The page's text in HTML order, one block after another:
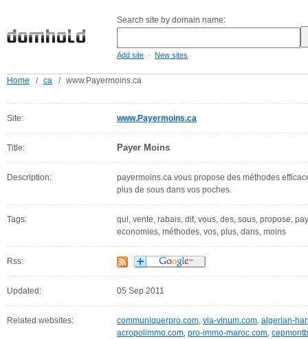
Search site by domain name:
Add site - New sites
Home / ca / www.Payermoins.ca
Site: www.Payermoins.ca
Title: Payer Moins
Description:
payermoins.ca vous propose des méthodes
plus de sous dans vos poches.
Tags:
qui, vente, rabais, dit, vous, des, sous, propose,
economies, méthodes, vos, plus, dans, moins
Rss:
Updated: 05 Sep 2011
Related websites: communiquerpro.com, via-vinum.com, algerian-
acropolimmo.com, pro-immo-maroc.com,